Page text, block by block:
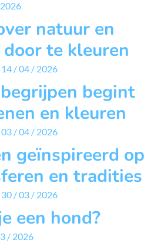
natuur en
te kleuren
14 / 04 / 2026
begint
en kleuren
03 / 04 / 2026
geïnspireerd op
en tradities
30 / 03 / 2026
een hond?
/ 2026